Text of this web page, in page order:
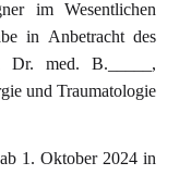
im Wesentlichen
in Anbetracht des
Dr. med. B._____,
und Traumatologie
1. Oktober 2024 in